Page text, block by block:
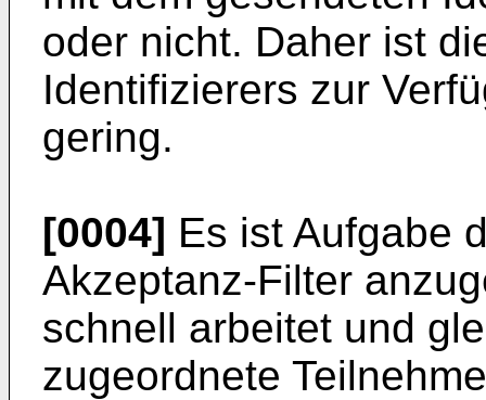
oder nicht. Daher ist
Identifizierers zur
gering.
[0004] Es ist Aufgabe
Akzeptanz-Filter
schnell arbeitet und
zugeordnete